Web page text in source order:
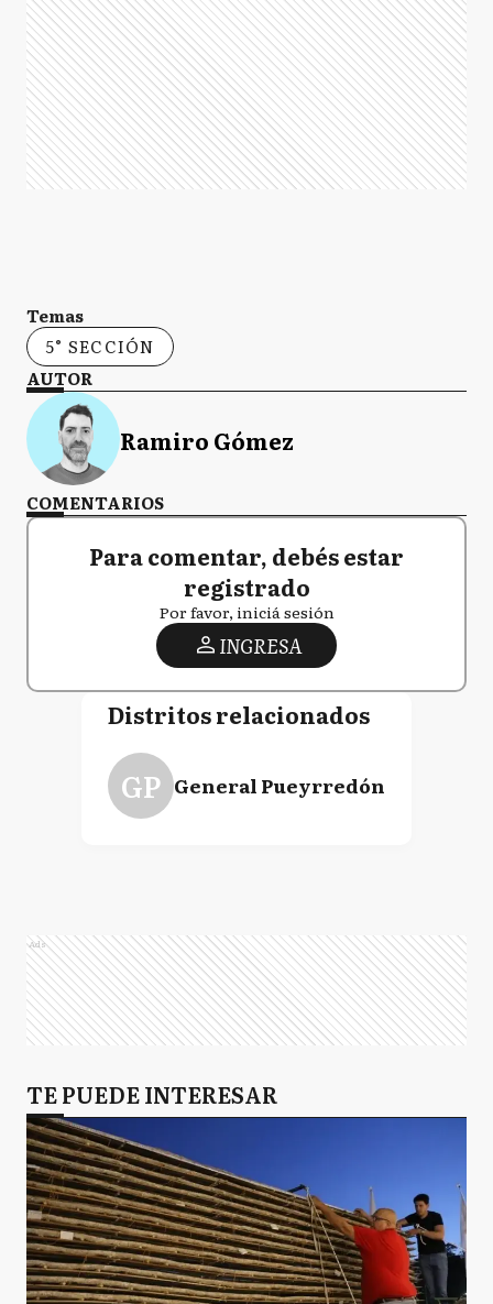
Temas
5° SECCIÓN
AUTOR
Ramiro Gómez
COMENTARIOS
Para comentar, debés estar
registrado
Por favor, iniciá sesión
INGRESA
Distritos relacionados
GP General Pueyrredón
Ads
TE PUEDE INTERESAR